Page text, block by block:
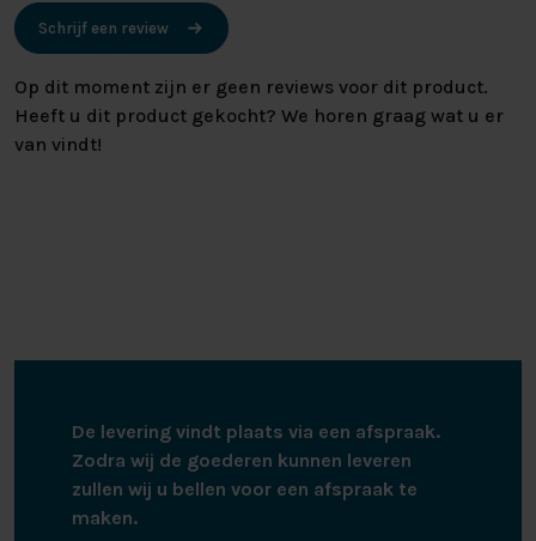
Schrijf een review
Op dit moment zijn er geen reviews voor dit product.
Heeft u dit product gekocht? We horen graag wat u er
van vindt!
De levering vindt plaats via een afspraak.
Zodra wij de goederen kunnen leveren
zullen wij u bellen voor een afspraak te
maken.